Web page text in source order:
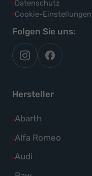
Datenschutz
Cookie-Einstellungen
Folgen Sie uns:
autoflex
auf
autoflex24
auf
Hersteller
Abarth
Alle
Fahrzeuge
Abarth
Alfa Romeo
Alle
Fahrzeuge
Audi
Alle
Fahrzeuge